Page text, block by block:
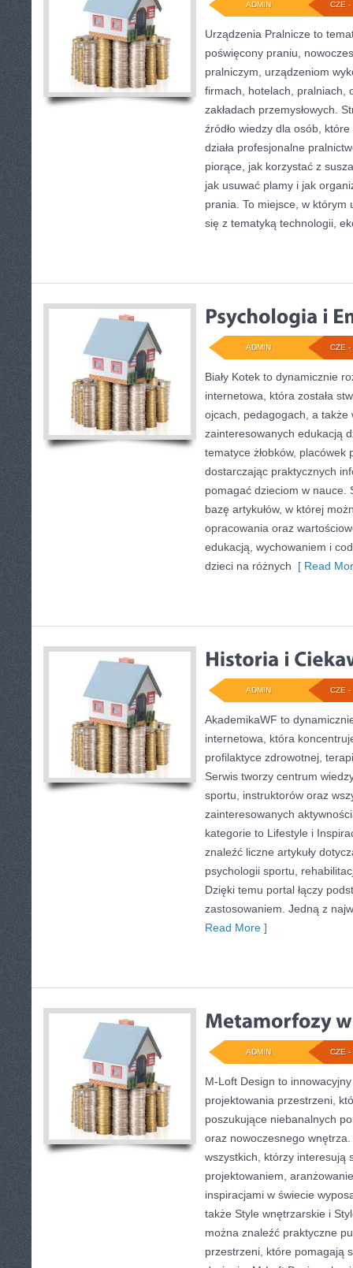
CZE -
ADMIN
Urządzenia Pralnicze to
poświęcony praniu,
pralniczym, urządzeniom
firmach, hotelach, pralniach,
zakładach przemysłowych.
źródło wiedzy dla osób,
działa profesjonalne
piorące, jak korzystać z
jak usuwać plamy i jak
prania. To miejsce, w którym
się z tematyką technologii,
CZE -
ADMIN
Biały Kotek to dynamicznie
internetowa, która została
ojcach, pedagogach, a także
zainteresowanych edukacją
tematyce żłobków, placówek
dostarczając praktycznych
pomagać dzieciom w nauce.
bazę artykułów, w której
opracowania oraz
edukacją, wychowaniem i
dzieci na różnych [ Read
CZE -
ADMIN
AkademikaWF to
internetowa, która
profilaktyce zdrowotnej,
Serwis tworzy centrum
sportu, instruktorów oraz
zainteresowanych
kategorie to Lifestyle i
znaleźć liczne artykuły
psychologii sportu,
Dzięki temu portal łączy
zastosowaniem. Jedną z
Read More ]
CZE -
ADMIN
M-Loft Design to
projektowania przestrzeni,
poszukujące niebanalnych
oraz nowoczesnego
wszystkich, którzy interesują
projektowaniem,
inspiracjami w świecie
także Style wnętrzarskie i
można znaleźć praktyczne
przestrzeni, które pomagają